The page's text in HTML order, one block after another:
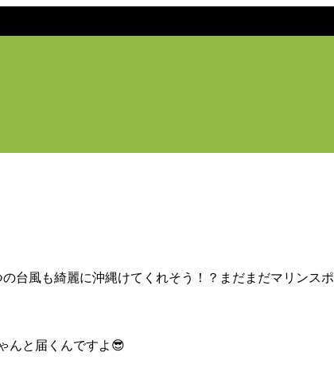
台風も綺麗に沖縄けてくれそう！？まだまだマリンスポ
んと届くんですよ😎